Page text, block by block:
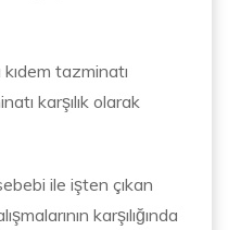
tazminatı
karşılık olarak
ile işten çıkan
karşılığında